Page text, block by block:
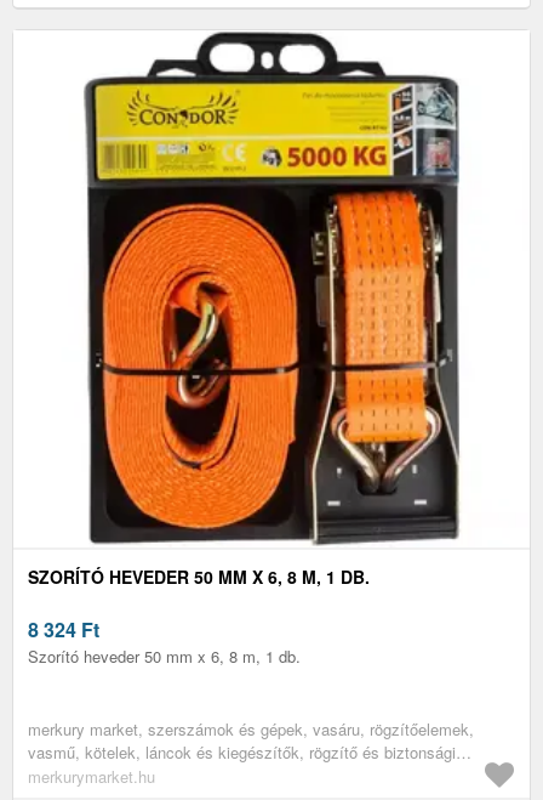
SZORÍTÓ HEVEDER 50 MM X 6, 8 M, 1 DB.
8 324 Ft
Szorító heveder 50 mm x 6, 8 m, 1 db.
merkury market, szerszámok és gépek, vasáru, rögzítőelemek,
vasmű, kötelek, láncok és kiegészítők, rögzítő és biztonsági
hevederek
merkurymarket.hu